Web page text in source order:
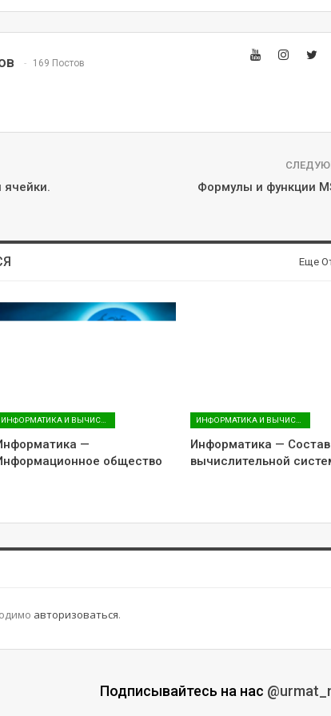
169 Постов
ячейки.
Формулы и функции
Еще
ИНФОРМАТИКА И ВЫЧИСЛИТЕЛЬНАЯ ТЕХНИКА (ДЛЯ ГУМАНИТАРНЫХ НАПРАВЛЕНИЙ)
—
общество
ИНФОРМАТИКА И ВЫЧИСЛИТЕЛЬНАЯ ТЕХНИКА (ДЛЯ ГУМАНИТАРНЫХ НАПРАВЛЕНИЙ)
Информатика — Состав
вычислительной
авторизоваться.
Подписывайтесь на нас